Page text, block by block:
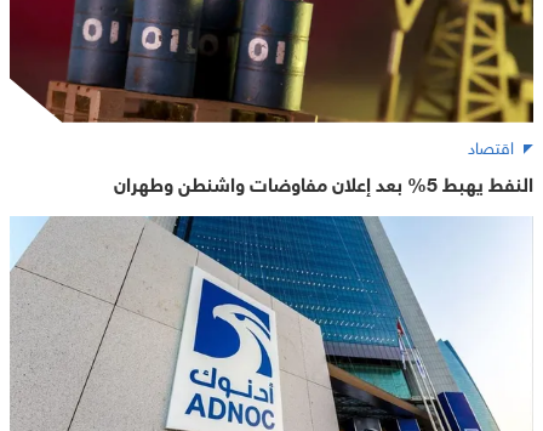
اقتصاد
النفط يهبط 5% بعد إعلان مفاوضات واشنطن وطهران